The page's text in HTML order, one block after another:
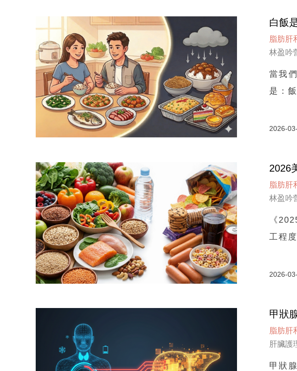
白飯
脂肪肝
林盈吟
當我
是：
2026-
2026
脂肪肝
林盈吟
《
工程
2026-
甲狀
脂肪肝
肝臟護
甲狀